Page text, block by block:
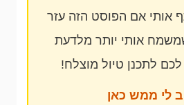
אותי אם הפוסט הזה עזר
אותי יותר מלדעת
לתכנן טיול מוצלח!
לי ממש כאן